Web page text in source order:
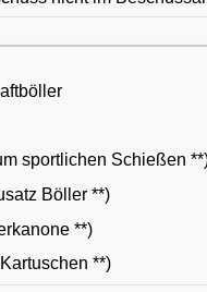
sportlichen Schießen
Böller **)
**)
**)